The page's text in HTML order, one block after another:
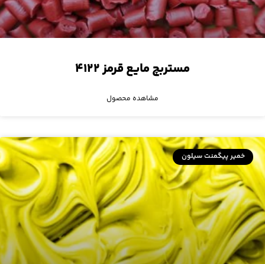
مستربچ مایع قرمز ۴۱۲۲
مشاهده محصول
خمیر پیگمنت سیلون